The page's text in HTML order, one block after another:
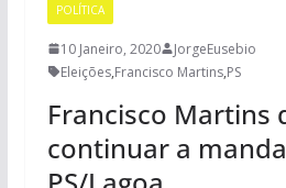
POLÍTICA
10 Janeiro, 2020
JorgeEusebio
Eleições,Francisco Martins,PS
Francisco Martins
continuar a